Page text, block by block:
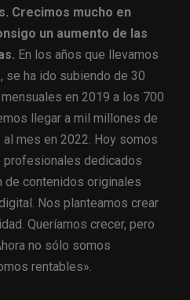
Crecimos mucho en
un aumento de las
En los años que llevamos
se ha ido subiendo de 30
en 2019 a los 700
llegar a mil millones de
mes en 2022. Hoy somos
profesionales dedicados
de contenidos originales
Nos planteamos crear
Queríamos crecer, pero
no sólo somos
rentables».